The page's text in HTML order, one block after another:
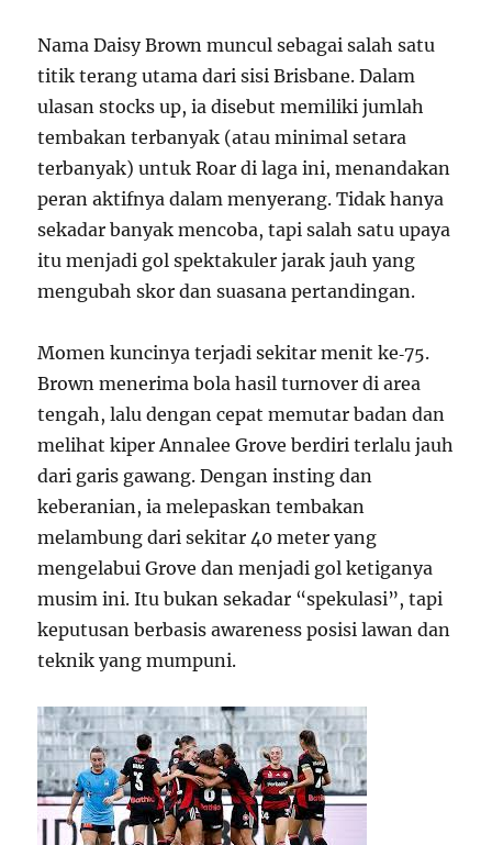
Nama Daisy Brown muncul sebagai salah satu
titik terang utama dari sisi Brisbane. Dalam
ulasan stocks up, ia disebut memiliki jumlah
tembakan terbanyak (atau minimal setara
terbanyak) untuk Roar di laga ini, menandakan
peran aktifnya dalam menyerang. Tidak hanya
sekadar banyak mencoba, tapi salah satu upaya
itu menjadi gol spektakuler jarak jauh yang
mengubah skor dan suasana pertandingan.
Momen kuncinya terjadi sekitar menit ke‑75.
Brown menerima bola hasil turnover di area
tengah, lalu dengan cepat memutar badan dan
melihat kiper Annalee Grove berdiri terlalu jauh
dari garis gawang. Dengan insting dan
keberanian, ia melepaskan tembakan
melambung dari sekitar 40 meter yang
mengelabui Grove dan menjadi gol ketiganya
musim ini. Itu bukan sekadar “spekulasi”, tapi
keputusan berbasis awareness posisi lawan dan
teknik yang mumpuni.